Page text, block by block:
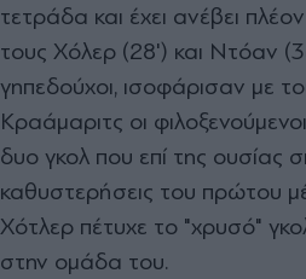
τετράδα και έχει ανέβει
τους Χόλερ (28') και Ντόαν
γηπεδούχοι, ισοφάρισαν με
Κραάμαριτς οι
δυο γκολ που επί της ουσίας
καθυστερήσεις του πρώτου
Χότλερ πέτυχε το "χρυσό"
στην ομάδα του.